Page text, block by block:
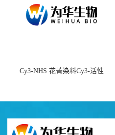
Cy3-NHS 花菁染料Cy3-活性